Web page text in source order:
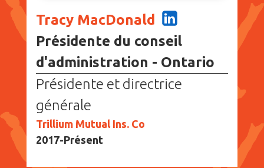
Tracy MacDonald
Présidente du conseil
d'administration - Ontario
Présidente et directrice
générale
Trillium Mutual Ins. Co
2017-Présent